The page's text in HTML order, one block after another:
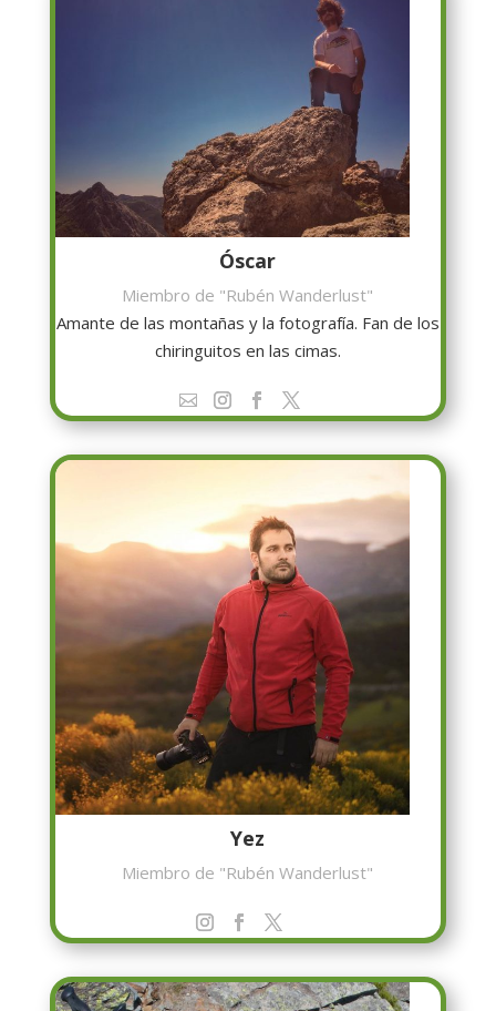
Óscar
Miembro de "Rubén Wanderlust"
Amante de las montañas y la fotografía. Fan de los
chiringuitos en las cimas.
Yez
Miembro de "Rubén Wanderlust"